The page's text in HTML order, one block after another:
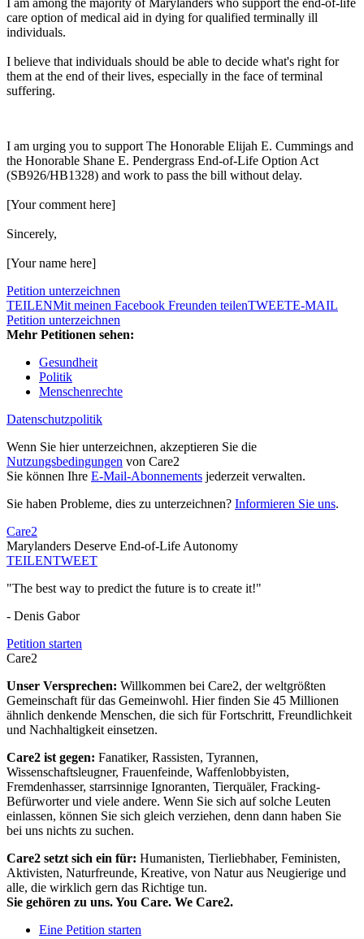
I am among the majority of Marylanders who support the end-of-life
care option of medical aid in dying for qualified terminally ill
individuals.
I believe that individuals should be able to decide what's right for
them at the end of their lives, especially in the face of terminal
suffering.
I am urging you to support The Honorable Elijah E. Cummings and
the Honorable Shane E. Pendergrass End-of-Life Option Act
(SB926/HB1328) and work to pass the bill without delay.
[Your comment here]
Sincerely,
[Your name here]
Petition unterzeichnen
TEILENMit meinen Facebook Freunden teilenTWEETE-MAIL
Petition unterzeichnen
Mehr Petitionen sehen:
Gesundheit
Politik
Menschenrechte
Datenschutzpolitik
Wenn Sie hier unterzeichnen, akzeptieren Sie die
Nutzungsbedingungen von Care2
Sie können Ihre E-Mail-Abonnements jederzeit verwalten.
Sie haben Probleme, dies zu unterzeichnen? Informieren Sie uns.
Care2
Marylanders Deserve End-of-Life Autonomy
TEILENTWEET
"The best way to predict the future is to create it!"
- Denis Gabor
Petition starten
Care2
Unser Versprechen: Willkommen bei Care2, der weltgrößten
Gemeinschaft für das Gemeinwohl. Hier finden Sie 45 Millionen
ähnlich denkende Menschen, die sich für Fortschritt, Freundlichkeit
und Nachhaltigkeit einsetzen.
Care2 ist gegen: Fanatiker, Rassisten, Tyrannen,
Wissenschaftsleugner, Frauenfeinde, Waffenlobbyisten,
Fremdenhasser, starrsinnige Ignoranten, Tierquäler, Fracking-
Befürworter und viele andere. Wenn Sie sich auf solche Leuten
einlassen, können Sie sich gleich verziehen, denn dann haben Sie
bei uns nichts zu suchen.
Care2 setzt sich ein für: Humanisten, Tierliebhaber, Feministen,
Aktivisten, Naturfreunde, Kreative, von Natur aus Neugierige und
alle, die wirklich gern das Richtige tun.
Sie gehören zu uns. You Care. We Care2.
Eine Petition starten